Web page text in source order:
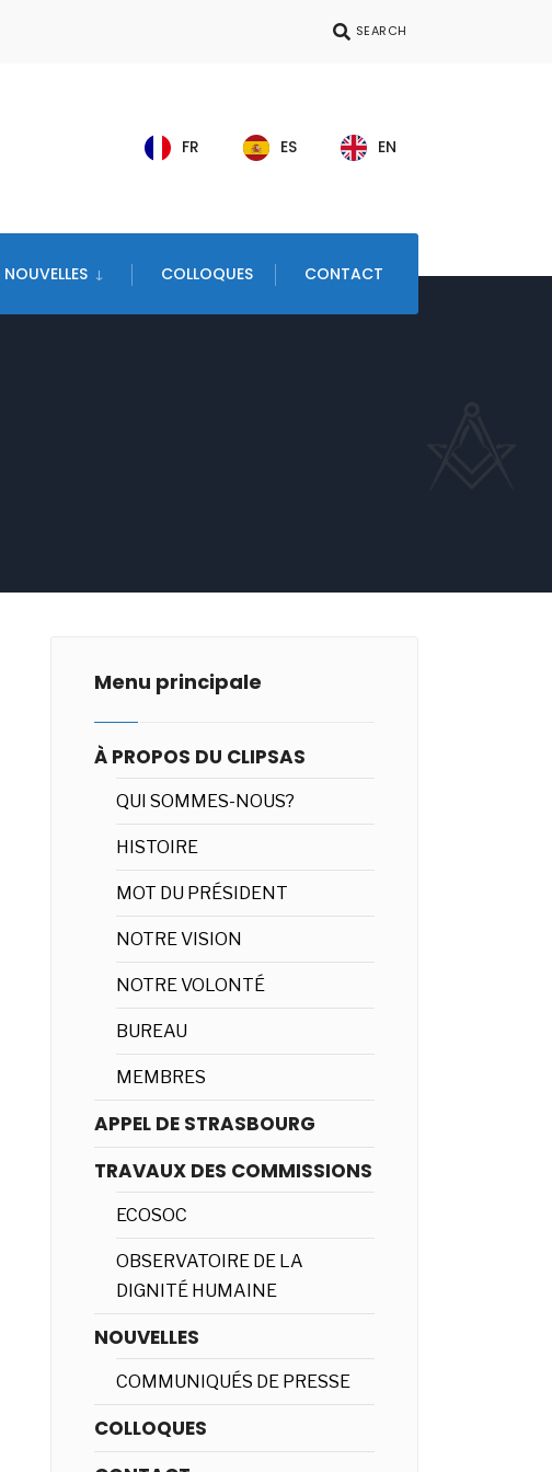
SEARCH
FR ES EN
NOUVELLES COLLOQUES CONTACT
Menu principale
À PROPOS DU CLIPSAS
QUI SOMMES-NOUS?
HISTOIRE
MOT DU PRÉSIDENT
NOTRE VISION
NOTRE VOLONTÉ
BUREAU
MEMBRES
APPEL DE STRASBOURG
TRAVAUX DES COMMISSIONS
ECOSOC
OBSERVATOIRE DE LA
DIGNITÉ HUMAINE
NOUVELLES
COMMUNIQUÉS DE PRESSE
COLLOQUES